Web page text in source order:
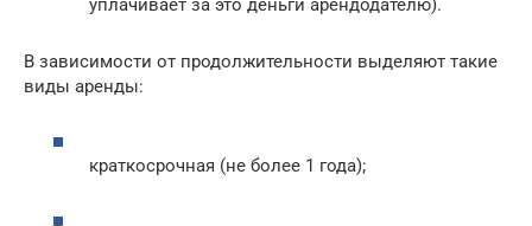
уплачивает за это деньги арендодателю).
В зависимости от продолжительности выделяют такие
виды аренды:
краткосрочная (не более 1 года);